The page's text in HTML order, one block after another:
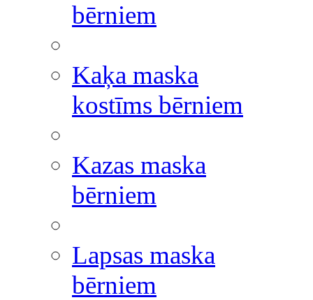
bērniem
Kaķa maska
kostīms bērniem
Kazas maska
bērniem
Lapsas maska
bērniem